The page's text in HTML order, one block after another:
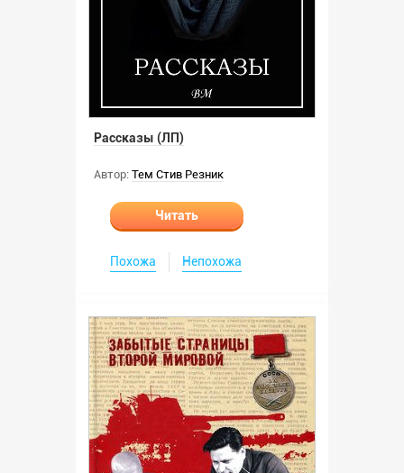
Рассказы (ЛП)
Автор: Тем Стив Резник
Читать
Похожа Непохожа